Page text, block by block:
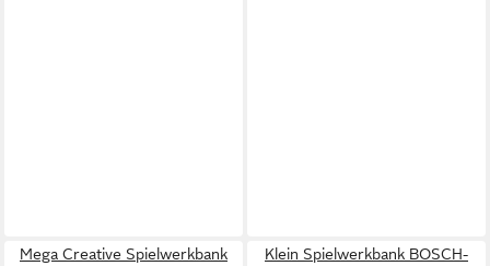
Mega Creative Spielwerkbank
Klein Spielwerkbank BOSCH-